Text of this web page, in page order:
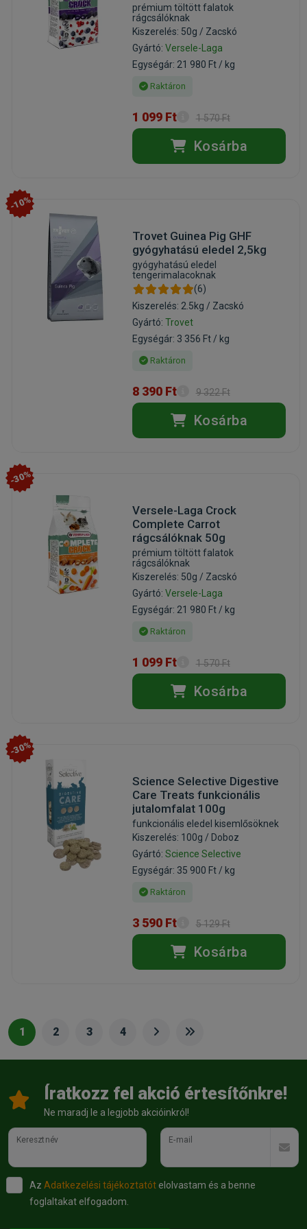
prémium töltött falatok
rágcsálóknak
Kiszerelés: 50g / Zacskó
Gyártó: Versele-Laga
Egységár: 21 980 Ft / kg
Raktáron
1 099 Ft 1 570 Ft
Kosárba
-10%
Trovet Guinea Pig GHF
gyógyhatású eledel 2,5kg
gyógyhatású eledel
tengerimalacoknak
(6)
Kiszerelés: 2.5kg / Zacskó
Gyártó: Trovet
Egységár: 3 356 Ft / kg
Raktáron
8 390 Ft 9 322 Ft
Kosárba
-30%
Versele-Laga Crock
Complete Carrot
rágcsálóknak 50g
prémium töltött falatok
rágcsálóknak
Kiszerelés: 50g / Zacskó
Gyártó: Versele-Laga
Egységár: 21 980 Ft / kg
Raktáron
1 099 Ft 1 570 Ft
Kosárba
-30%
Science Selective Digestive
Care Treats funkcionális
jutalomfalat 100g
funkcionális eledel kisemlősöknek
Kiszerelés: 100g / Doboz
Gyártó: Science Selective
Egységár: 35 900 Ft / kg
Raktáron
3 590 Ft 5 129 Ft
Kosárba
1 2 3 4
Íratkozz fel akció értesítőnkre!
Ne maradj le a legjobb akcióinkról!
Keresztnév E-mail
Az Adatkezelési tájékoztatót elolvastam és a benne
foglaltakat elfogadom.